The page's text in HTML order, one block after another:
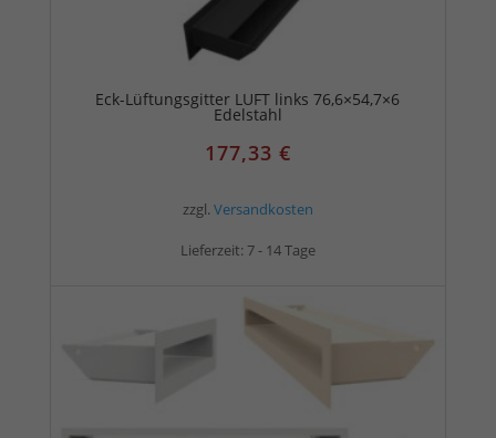
Eck-Lüftungsgitter LUFT links 76,6×54,7×6
Edelstahl
177,33 €
zzgl. Versandkosten
Lieferzeit: 7 - 14 Tage